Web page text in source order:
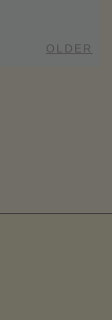
OLDER